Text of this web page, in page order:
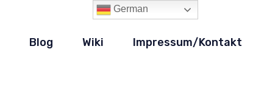
Blog Wiki Impressum/Kontakt
German